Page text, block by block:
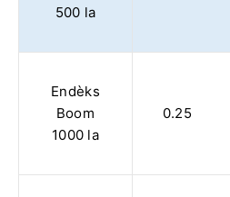
500 la
Endèks
Boom
1000 la
0.25